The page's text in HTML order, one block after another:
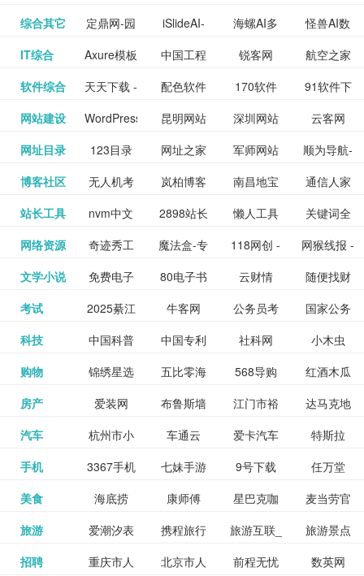
全 频
包括上映
影片的影
讯查询及
购票服
务。你可
和看过的
电影电视
剧，顺便
打分、写
_www.sanmao.com.cn_
素材免费
图库
nas论
坛|nas1.cn|nas1|nas
流社区
文写作-AI
毕业设计-
PPT模板
生成
作 - 国内
领先的AI
图片、文
案创作平
讯飞星火-
懂我的AI
助手
更多>>
综合其它 定鼎网-园
林景观建
筑室内设
iSlideAI-
一键生成
PPT模板
海螺AI多
模态大语
言模型
怪兽AI数
字人
九章开物 更多>>
IT综合 Axure模板
网
中国工程
科技知识
中心
锐客网
航空之家
牛品汇
更多>>
软件综合 天天下载 -
绿色精品
软件应用
配色软件
园
170软件
下载站
91软件下
载
yx12345
下载站
更多>>
网站建设 WordPress
主题模板
下载_爱主
昆明网站
建设
深圳网站
建设
云客网
SEO众包
服务平台
深圳网站
建设
更多>>
网址目录 123目录
网
网址之家 军师网站
目录网址
大全
顺为导航-
办公运营
工具导航
易推分类
目录网
更多>>
博客社区 无人机考
证资讯网
岚柏博客 南昌地宝
网_南昌论
坛
通信人家
园
精易论坛 更多>>
站长工具 nvm中文
网
2898站长
资源平台
懒人工具 关键词全
网指数查
询
SEO工具
- 站长之家
更多>>
网络资源 奇迹秀工
具箱-设计
师必备设
辅助神器
魔法盒-专
业的游戏
动画特效
118网创 -
创业项目
资源分享
网猴线报 -
一个简单
且纯粹的
网站
线报酷 -
专注线报
活动
更多>>
文学小说 免费电子
书下载
网,txt小说
完结txt小
说-书本网
80电子书
_八零电子
书_80txt_
云财情 随便找财
经网
钱如故 更多>>
考试 2025綦江
区中考志
愿填报系
牛客网 公务员考
试-中公教
育网
国家公务
员局
公务员考
试信息网
更多>>
科技 中国科普
博览
中国专利
信息网
社科网
小木虫
中国科学
院
更多>>
购物 锦绣星选
海淘
五比零海
淘网
568导购
网
红酒木瓜
靓汤官网
淘宝 更多>>
房产 爱装网 布鲁斯墙
纸
江门市裕
华墙纸
达马克地
产
格莱美墙
纸
更多>>
汽车 杭州市小
客车总量
调控管理
车通云 爱卡汽车
导购
特斯拉
百度有驾
网
更多>>
手机 3367手机
游戏
七妹手游 9号下载
任万堂
游戏邦
更多>>
美食 海底捞 康师傅 星巴克咖
啡
麦当劳官
网
心食谱网 更多>>
旅游 爱潮汐表 携程旅行
网
旅游互联_
景点门票
旅游景点
点评-猫途
北京旅游 更多>>
招聘 重庆市人 北京市人 前程无忧
数英网